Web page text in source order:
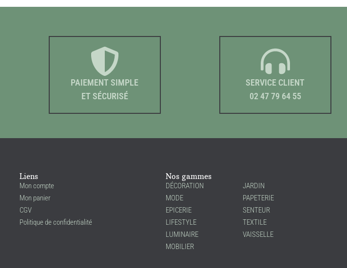
PAIEMENT SIMPLE
ET SÉCURISÉ
SERVICE CLIENT
02 47 79 64 55
Liens
Mon compte
Mon panier
CGV
Politique de confidentialité
Nos gammes
DÉCORATION
MODE
EPICERIE
LIFESTYLE
LUMINAIRE
MOBILIER
JARDIN
PAPETERIE
SENTEUR
TEXTILE
VAISSELLE